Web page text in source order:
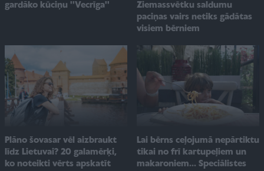
gardāko kūciņu ''Vecrīga''
Ziemassvētku saldumu
paciņas vairs netiks gādātas
visiem bērniem
Plāno šovasar vēl aizbraukt
līdz Lietuvai? 20 galamērķi,
ko noteikti vērts apskatīt
Lai bērns ceļojumā nepārtiktu
tikai no frī kartupeļiem un
makaroniem... Speciālistes